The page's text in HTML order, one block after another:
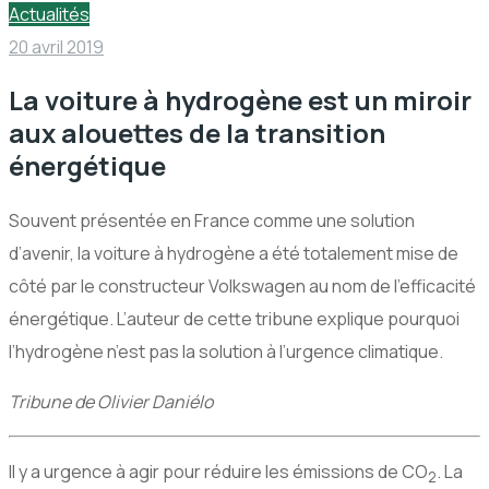
Actualités
20 avril 2019
La voiture à hydrogène est un miroir
aux alouettes de la transition
énergétique
Souvent présentée en France comme une solution
d’avenir, la voiture à hydrogène a été totalement mise de
côté par le constructeur Volkswagen au nom de l’efficacité
énergétique. L’auteur de cette tribune explique pourquoi
l’hydrogène n’est pas la solution à l’urgence climatique.
Tribune de Olivier Daniélo
Il y a urgence à agir pour réduire les émissions deCO2. La